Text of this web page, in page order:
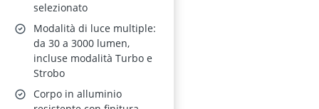
selezionato
Modalità di luce multiple:
da 30 a 3000 lumen,
incluse modalità Turbo e
Strobo
Corpo in alluminio